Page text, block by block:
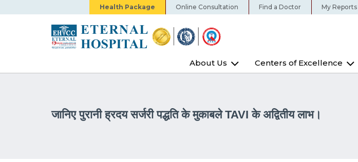
Health Package Online Consultation Find a Doctor My Reports
About Us Centers of Excellence
जानिए पुरानी ह्रदय सर्जरी पद्धति के मुकाबले TAVI के अद्वितीय लाभ।